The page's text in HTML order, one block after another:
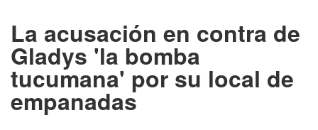
La acusación en contra de
Gladys 'la bomba
tucumana' por su local de
empanadas